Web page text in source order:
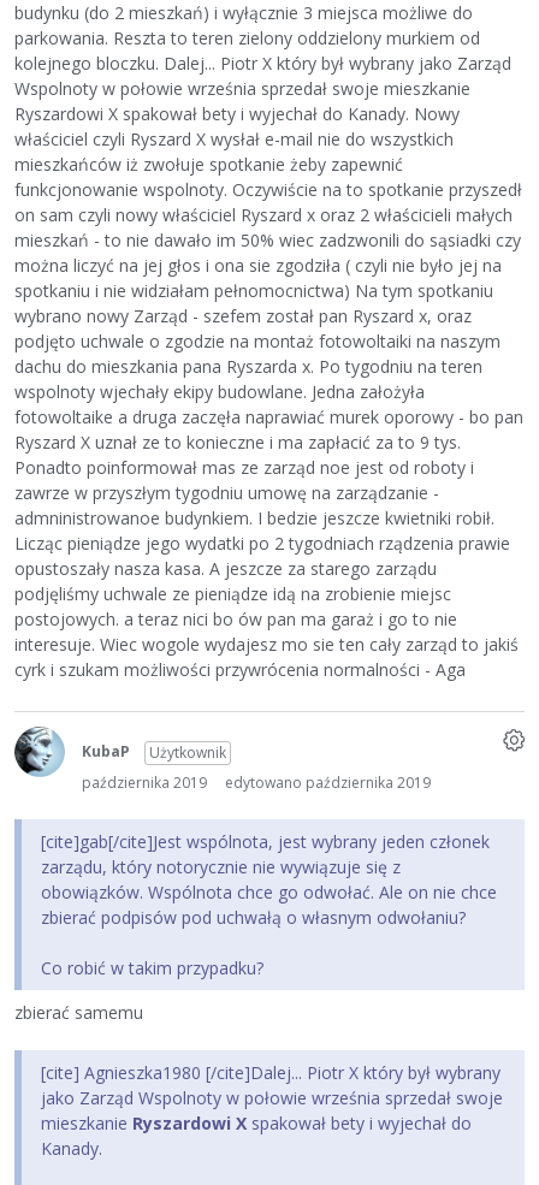
budynku (do 2 mieszkań) i wyłącznie 3 miejsca możliwe do
parkowania. Reszta to teren zielony oddzielony murkiem od
kolejnego bloczku. Dalej... Piotr X który był wybrany jako Zarząd
Wspolnoty w połowie września sprzedał swoje mieszkanie
Ryszardowi X spakował bety i wyjechał do Kanady. Nowy
właściciel czyli Ryszard X wysłał e-mail nie do wszystkich
mieszkańców iż zwołuje spotkanie żeby zapewnić
funkcjonowanie wspolnoty. Oczywiście na to spotkanie przyszedł
on sam czyli nowy właściciel Ryszard x oraz 2 właścicieli małych
mieszkań - to nie dawało im 50% wiec zadzwonili do sąsiadki czy
można liczyć na jej głos i ona sie zgodziła ( czyli nie było jej na
spotkaniu i nie widziałam pełnomocnictwa) Na tym spotkaniu
wybrano nowy Zarząd - szefem został pan Ryszard x, oraz
podjęto uchwale o zgodzie na montaż fotowoltaiki na naszym
dachu do mieszkania pana Ryszarda x. Po tygodniu na teren
wspolnoty wjechały ekipy budowlane. Jedna założyła
fotowoltaike a druga zaczęła naprawiać murek oporowy - bo pan
Ryszard X uznał ze to konieczne i ma zapłacić za to 9 tys.
Ponadto poinformował mas ze zarząd noe jest od roboty i
zawrze w przyszłym tygodniu umowę na zarządzanie -
admninistrowanoe budynkiem. I bedzie jeszcze kwietniki robił.
Licząc pieniądze jego wydatki po 2 tygodniach rządzenia prawie
opustoszały nasza kasa. A jeszcze za starego zarządu
podjęliśmy uchwale ze pieniądze idą na zrobienie miejsc
postojowych. a teraz nici bo ów pan ma garaż i go to nie
interesuje. Wiec wogole wydajesz mo sie ten cały zarząd to jakiś
cyrk i szukam możliwości przywrócenia normalności - Aga
KubaP
Użytkownik
października 2019
edytowano października 2019
[cite]gab[/cite]Jest wspólnota, jest wybrany jeden członek
zarządu, który notorycznie nie wywiązuje się z
obowiązków. Wspólnota chce go odwołać. Ale on nie chce
zbierać podpisów pod uchwałą o własnym odwołaniu?
Co robić w takim przypadku?
zbierać samemu
[cite] Agnieszka1980 [/cite]Dalej... Piotr X który był wybrany
jako Zarząd Wspolnoty w połowie września sprzedał swoje
mieszkanie Ryszardowi X spakował bety i wyjechał do
Kanady.